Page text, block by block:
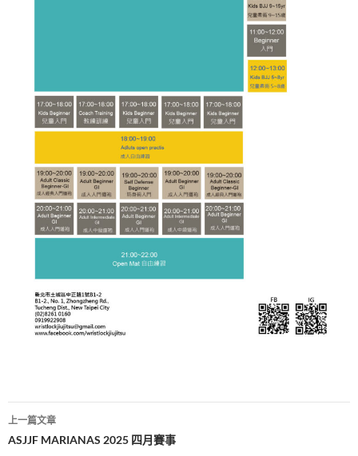
文
章
上一篇文章
ASJJF MARIANAS 2025 四月賽事